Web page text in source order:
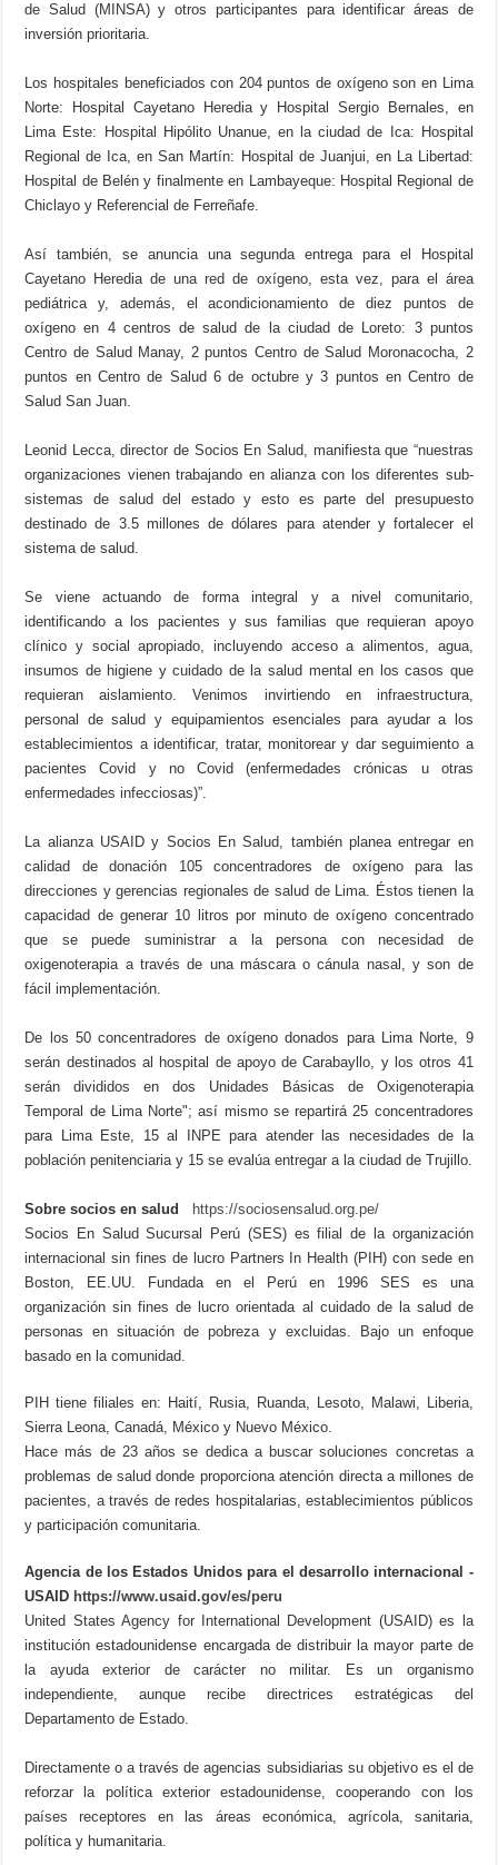
de Salud (MINSA) y otros participantes para identificar áreas de
inversión prioritaria.
Los hospitales beneficiados con 204 puntos de oxígeno son en Lima
Norte: Hospital Cayetano Heredia y Hospital Sergio Bernales, en
Lima Este: Hospital Hipólito Unanue, en la ciudad de Ica: Hospital
Regional de Ica, en San Martín: Hospital de Juanjui, en La Libertad:
Hospital de Belén y finalmente en Lambayeque: Hospital Regional de
Chiclayo y Referencial de Ferreñafe.
Así también, se anuncia una segunda entrega para el Hospital
Cayetano Heredia de una red de oxígeno, esta vez, para el área
pediátrica y, además, el acondicionamiento de diez puntos de
oxígeno en 4 centros de salud de la ciudad de Loreto: 3 puntos
Centro de Salud Manay, 2 puntos Centro de Salud Moronacocha, 2
puntos en Centro de Salud 6 de octubre y 3 puntos en Centro de
Salud San Juan.
Leonid Lecca, director de Socios En Salud, manifiesta que “nuestras
organizaciones vienen trabajando en alianza con los diferentes sub-
sistemas de salud del estado y esto es parte del presupuesto
destinado de 3.5 millones de dólares para atender y fortalecer el
sistema de salud.
Se viene actuando de forma integral y a nivel comunitario,
identificando a los pacientes y sus familias que requieran apoyo
clínico y social apropiado, incluyendo acceso a alimentos, agua,
insumos de higiene y cuidado de la salud mental en los casos que
requieran aislamiento. Venimos invirtiendo en infraestructura,
personal de salud y equipamientos esenciales para ayudar a los
establecimientos a identificar, tratar, monitorear y dar seguimiento a
pacientes Covid y no Covid (enfermedades crónicas u otras
enfermedades infecciosas)”.
La alianza USAID y Socios En Salud, también planea entregar en
calidad de donación 105 concentradores de oxígeno para las
direcciones y gerencias regionales de salud de Lima. Éstos tienen la
capacidad de generar 10 litros por minuto de oxígeno concentrado
que se puede suministrar a la persona con necesidad de
oxigenoterapia a través de una máscara o cánula nasal, y son de
fácil implementación.
De los 50 concentradores de oxígeno donados para Lima Norte, 9
serán destinados al hospital de apoyo de Carabayllo, y los otros 41
serán divididos en dos Unidades Básicas de Oxigenoterapia
Temporal de Lima Norte"; así mismo se repartirá 25 concentradores
para Lima Este, 15 al INPE para atender las necesidades de la
población penitenciaria y 15 se evalúa entregar a la ciudad de Trujillo.
Sobre socios en salud
https://sociosensalud.org.pe/
Socios En Salud Sucursal Perú (SES) es filial de la organización
internacional sin fines de lucro Partners In Health (PIH) con sede en
Boston, EE.UU. Fundada en el Perú en 1996 SES es una
organización sin fines de lucro orientada al cuidado de la salud de
personas en situación de pobreza y excluidas. Bajo un enfoque
basado en la comunidad.
PIH tiene filiales en: Haití, Rusia, Ruanda, Lesoto, Malawi, Liberia,
Sierra Leona, Canadá, México y Nuevo México.
Hace más de 23 años se dedica a buscar soluciones concretas a
problemas de salud donde proporciona atención directa a millones de
pacientes, a través de redes hospitalarias, establecimientos públicos
y participación comunitaria.
Agencia de los Estados Unidos para el desarrollo internacional -
USAID https://www.usaid.gov/es/peru
United States Agency for International Development (USAID) es la
institución estadounidense encargada de distribuir la mayor parte de
la ayuda exterior de carácter no militar. Es un organismo
independiente, aunque recibe directrices estratégicas del
Departamento de Estado.
Directamente o a través de agencias subsidiarias su objetivo es el de
reforzar la política exterior estadounidense, cooperando con los
países receptores en las áreas económica, agrícola, sanitaria,
política y humanitaria.